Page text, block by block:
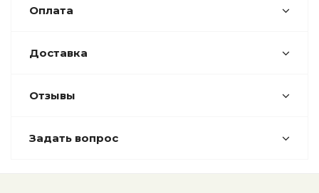
Оплата
Доставка
Отзывы
Задать вопрос